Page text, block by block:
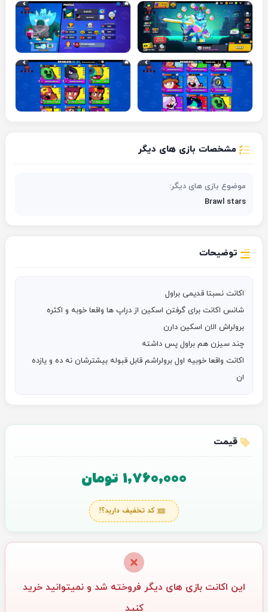
مشخصات بازی های دیگر
موضوع بازی های دیگر:
Brawl stars
توضیحات
ان
قیمت
1,760,000 تومان
کد تخفیف دارید؟!
این اکانت بازی های دیگر فروخته شد و نمیتوانید خرید
کنید